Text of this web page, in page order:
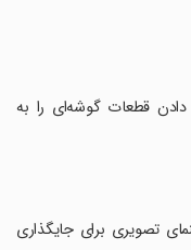
قطعات گوشه‌ای را به
تصویری برای جایگذاری